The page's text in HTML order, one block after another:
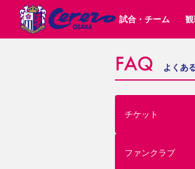
試合・チーム
試合日程 / 結果 順位表
スケジュール
販売スケジュール 価
ビジターサポーター観戦ガイド
沿革 シーズン記録 求
パートナー企業募集中 セレッソ大阪
サステナビリティポリシー SDGsのゴ
SAKURA SOCIO SAKURA POINT
チーム グッズ チケット イ
FAQ よくあ
チケット
ファンクラブ